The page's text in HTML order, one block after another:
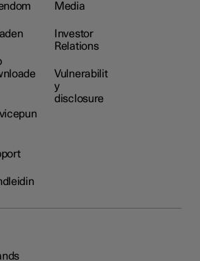
Media
Investor
Relations
Vulnerabilit
y
disclosure